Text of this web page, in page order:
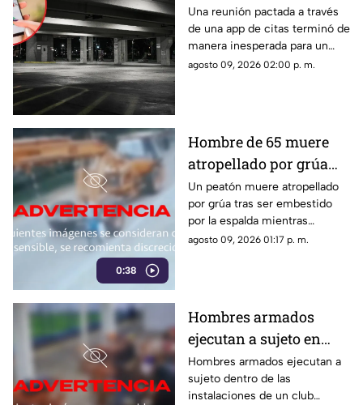
vinculada a proceso
por asalto tras
encuentro en hotel
Una reunión pactada a través
de una app de citas terminó de
manera inesperada para un
hombre, quien al recuperar el
agosto 09, 2026 02:00 p. m.
0:38
Hombre de 65 muere
atropellado por grúa
tras ser embestido |
VIDEO
Un peatón muere atropellado
por grúa tras ser embestido
por la espalda mientras
caminaba. El hombre de 65
agosto 09, 2026 01:17 p. m.
Hombres armados
ejecutan a sujeto en
club de fútbol | VIDEO
Hombres armados ejecutan a
sujeto dentro de las
instalaciones de un club